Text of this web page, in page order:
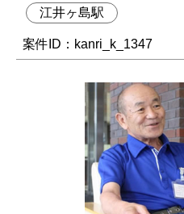
江井ヶ島駅
案件ID：kanri_k_1347